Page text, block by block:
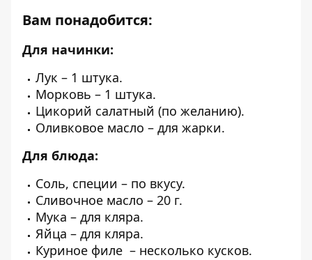
Вам понадобится:
Для начинки:
Лук – 1 штука.
Морковь – 1 штука.
Цикорий салатный (по желанию).
Оливковое масло – для жарки.
Для блюда:
Соль, специи – по вкусу.
Сливочное масло – 20 г.
Мука – для кляра.
Яйца – для кляра.
Куриное филе – несколько кусков.